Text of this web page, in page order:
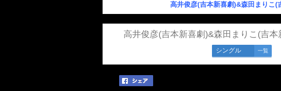
高井俊彦(吉本新喜劇)&森田まりこ(
高井俊彦(吉本新喜劇)&森田まりこ(吉
シングル 一覧